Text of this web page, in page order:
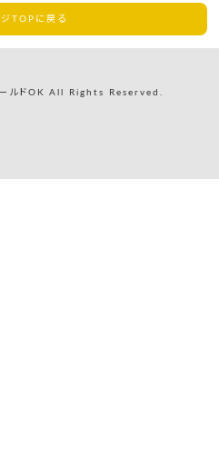
TOPに戻る
ルドOK All Rights Reserved.